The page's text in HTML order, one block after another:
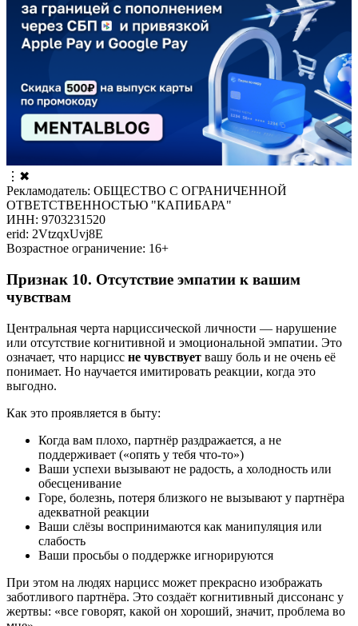
⋮ ✖
Рекламодатель: ОБЩЕСТВО С ОГРАНИЧЕННОЙ
ОТВЕТСТВЕННОСТЬЮ "КАПИБАРА"
ИНН: 9703231520
erid: 2VtzqxUvj8E
Возрастное ограничение: 16+
Признак 10. Отсутствие эмпатии к вашим
чувствам
Центральная черта нарциссической личности — нарушение
или отсутствие когнитивной и эмоциональной эмпатии. Это
означает, что нарцисс не чувствует вашу боль и не очень её
понимает. Но научается имитировать реакции, когда это
выгодно.
Как это проявляется в быту:
Когда вам плохо, партнёр раздражается, а не
поддерживает («опять у тебя что-то»)
Ваши успехи вызывают не радость, а холодность или
обесценивание
Горе, болезнь, потеря близкого не вызывают у партнёра
адекватной реакции
Ваши слёзы воспринимаются как манипуляция или
слабость
Ваши просьбы о поддержке игнорируются
При этом на людях нарцисс может прекрасно изображать
заботливого партнёра. Это создаёт когнитивный диссонанс у
жертвы: «все говорят, какой он хороший, значит, проблема во